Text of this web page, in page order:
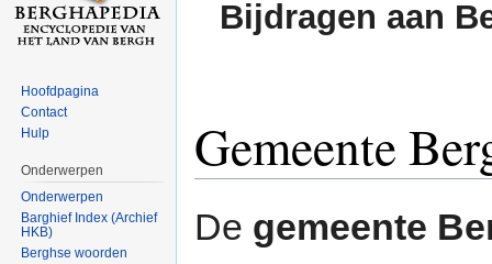
Bijdragen aan
Gemeente
‎De gemeente
Hoofdpagina
Contact
Hulp
Onderwerpen
Onderwerpen
Barghief Index (Archief
HKB)
Berghse woorden